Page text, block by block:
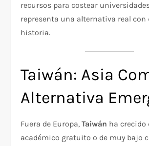
recursos para costear
representa una alternativa real con
historia.
Taiwán: Asia
Alternativa
Fuera de Europa,Taiwán ha crecido
académico gratuito o de muy bajo